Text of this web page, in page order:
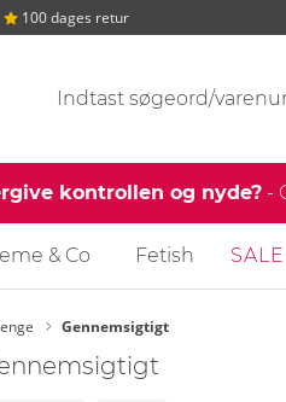
100 dages retur
Søgeforslag
Søgning
kontrollen og nyde?-
& Co Fetish SALE
Gennemsigtigt